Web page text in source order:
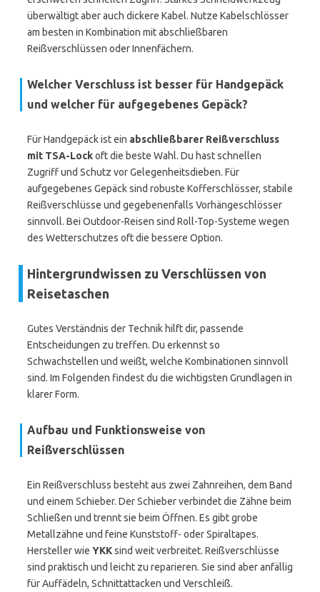
überwältigt aber auch dickere Kabel. Nutze Kabelschlösser
am besten in Kombination mit abschließbaren
Reißverschlüssen oder Innenfächern.
Welcher Verschluss ist besser für Handgepäck
und welcher für aufgegebenes Gepäck?
Für Handgepäck ist ein abschließbarer Reißverschluss
mit TSA-Lockoft die beste Wahl. Du hast schnellen
Zugriff und Schutz vor Gelegenheitsdieben. Für
aufgegebenes Gepäck sind robuste Kofferschlösser, stabile
Reißverschlüsse und gegebenenfalls Vorhängeschlösser
sinnvoll. Bei Outdoor-Reisen sind Roll-Top-Systeme wegen
des Wetterschutzes oft die bessere Option.
Hintergrundwissen zu Verschlüssen von
Reisetaschen
Gutes Verständnis der Technik hilft dir, passende
Entscheidungen zu treffen. Du erkennst so
Schwachstellen und weißt, welche Kombinationen sinnvoll
sind. Im Folgenden findest du die wichtigsten Grundlagen in
klarer Form.
Aufbau und Funktionsweise von
Reißverschlüssen
Ein Reißverschluss besteht aus zwei Zahnreihen, dem Band
und einem Schieber. Der Schieber verbindet die Zähne beim
Schließen und trennt sie beim Öffnen. Es gibt grobe
Metallzähne und feine Kunststoff- oder Spiraltapes.
Hersteller wie YKKsind weit verbreitet. Reißverschlüsse
sind praktisch und leicht zu reparieren. Sie sind aber anfällig
für Auffädeln, Schnittattacken und Verschleiß.